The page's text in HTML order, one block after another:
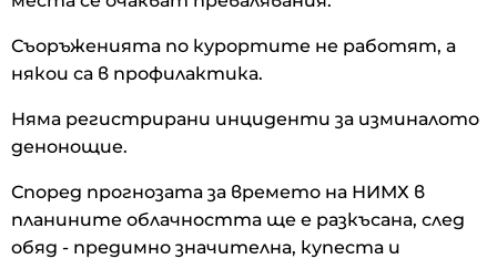
Съоръженията по курортите не работят, а
някои са в профилактика.
Няма регистрирани инциденти за изминалото
денонощие.
Според прогнозата за времето на НИМХ в
планините облачността ще е разкъсана, след
обяд - предимно значителна, купеста и